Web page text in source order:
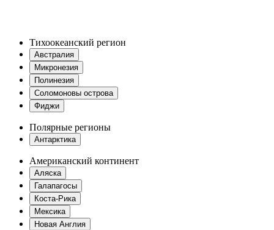
Тихоокеанский регион
Австралия
Микронезия
Полинезия
Соломоновы острова
Фиджи
Полярные регионы
Антарктика
Американский континент
Аляска
Галапагосы
Коста-Рика
Мексика
Новая Англия